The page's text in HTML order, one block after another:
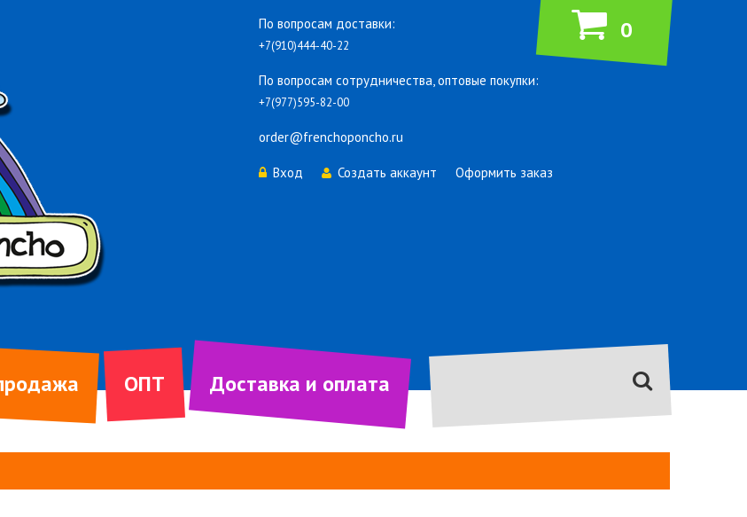
По вопросам доставки:
+7(910)444-40-22
По вопросам сотрудничества, оптовые покупки:
+7(977)595-82-00
order@frenchoponcho.ru
0
Вход Создать аккаунт Оформить заказ
ОПТ Доставка и оплата